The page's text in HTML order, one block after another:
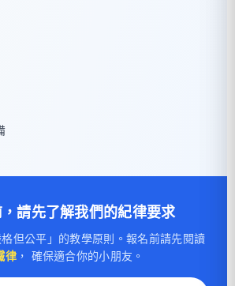
請先了解我們的紀律要求
但公平」的教學原則。報名前請先閱讀
律， 確保適合你的小朋友。